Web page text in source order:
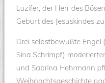
Luzifer, der Herr des
Geburt des Jesuskindes
Drei selbstbewußte Engel
Sina Schrimpf)
und Sabrina Hehrmann
Weihnachtsgeschichte